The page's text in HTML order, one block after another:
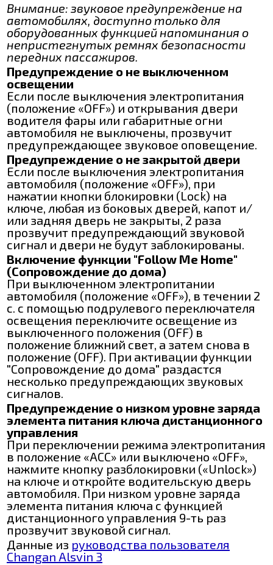
Внимание: звуковое предупреждение на
автомобилях, доступно только для
оборудованных функцией напоминания о
непристегнутых ремнях безопасности
передних пассажиров.
Предупреждение о не выключенном
освещении
Если после выключения электропитания
(положение «OFF») и открывания двери
водителя фары или габаритные огни
автомобиля не выключены, прозвучит
предупреждающее звуковое оповещение.
Предупреждение о не закрытой двери
Если после выключения электропитания
автомобиля (положение «OFF»), при
нажатии кнопки блокировки (Lock) на
ключе, любая из боковых дверей, капот и/
или задняя дверь не закрыты, 2 раза
прозвучит предупреждающий звуковой
сигнал и двери не будут заблокированы.
Включение функции "Follow Me Home"
(Сопровождение до дома)
При выключенном электропитании
автомобиля (положение «OFF»), в течении 2
с. с помощью подрулевого переключателя
освещения переключите освещение из
выключенного положения (OFF) в
положение ближний свет, а затем снова в
положение (OFF). При активации функции
"Сопровождение до дома" раздастся
несколько предупреждающих звуковых
сигналов.
Предупреждение о низком уровне заряда
элемента питания ключа дистанционного
управления
При переключении режима электропитания
в положение «АСС» или выключено «OFF»,
нажмите кнопку разблокировки («Unlock»)
на ключе и откройте водительскую дверь
автомобиля. При низком уровне заряда
элемента питания ключа с функцией
дистанционного управления 9-ть раз
прозвучит звуковой сигнал.
Данные из руководства пользователя
Changan Alsvin 3